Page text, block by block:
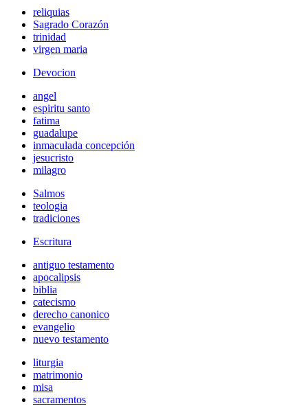
reliquias
Sagrado Corazón
trinidad
virgen maria
Devocion
angel
espiritu santo
fatima
guadalupe
inmaculada concepción
jesucristo
milagro
Salmos
teologia
tradiciones
Escritura
antiguo testamento
apocalipsis
biblia
catecismo
derecho canonico
evangelio
nuevo testamento
liturgia
matrimonio
misa
sacramentos